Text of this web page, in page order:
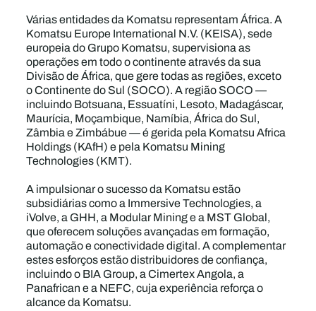
Várias entidades da Komatsu representam África. A
Komatsu Europe International N.V. (KEISA), sede
europeia do Grupo Komatsu, supervisiona as
operações em todo o continente através da sua
Divisão de África, que gere todas as regiões, exceto
o Continente do Sul (SOCO). A região SOCO —
incluindo Botsuana, Essuatíni, Lesoto, Madagáscar,
Maurícia, Moçambique, Namíbia, África do Sul,
Zâmbia e Zimbábue — é gerida pela Komatsu Africa
Holdings (KAfH) e pela Komatsu Mining
Technologies (KMT).
A impulsionar o sucesso da Komatsu estão
subsidiárias como a Immersive Technologies, a
iVolve, a GHH, a Modular Mining e a MST Global,
que oferecem soluções avançadas em formação,
automação e conectividade digital. A complementar
estes esforços estão distribuidores de confiança,
incluindo o BIA Group, a Cimertex Angola, a
Panafrican e a NEFC, cuja experiência reforça o
alcance da Komatsu.